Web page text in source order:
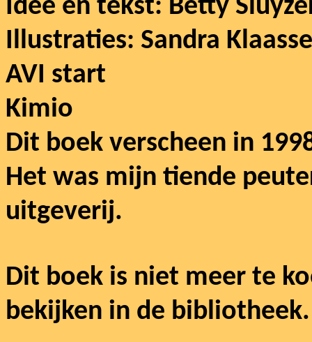
Idee en tekst: Betty
Illustraties: Sandra
AVI start
Kimio
Dit boek verscheen in
Het was mijn tiende
uitgeverij.
Dit boek is niet meer te
bekijken in de bibliotheek.